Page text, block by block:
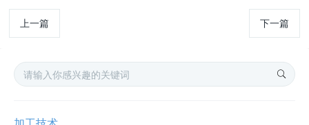
上一篇 下一篇